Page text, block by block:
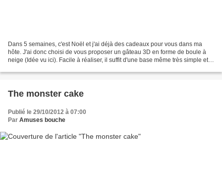
Dans 5 semaines, c'est Noël et j'ai déjà des cadeaux pour vous dans ma
hôte. J'ai donc choisi de vous proposer un gâteau 3D en forme de boule à
neige (Idée vu ici). Facile à réaliser, il suffit d'une base même très simple et
The monster cake
Publié le 29/10/2012 à 07:00
Par Amuses bouche